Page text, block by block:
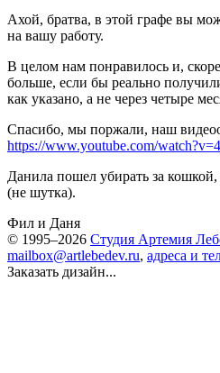
Ахой, братва, в этой графе вы
на вашу работу.
В целом нам понравилось и,
больше, если бы реально
как указано, а не через четыре
Спасибо, мы поржали, наш
https://www.youtube.com/
Данила пошел убирать за
(не шутка).
Фил и Даня
© 1995–2026 Студия Артемия
mailbox@artlebedev.ru, адреса и
Заказать дизайн...